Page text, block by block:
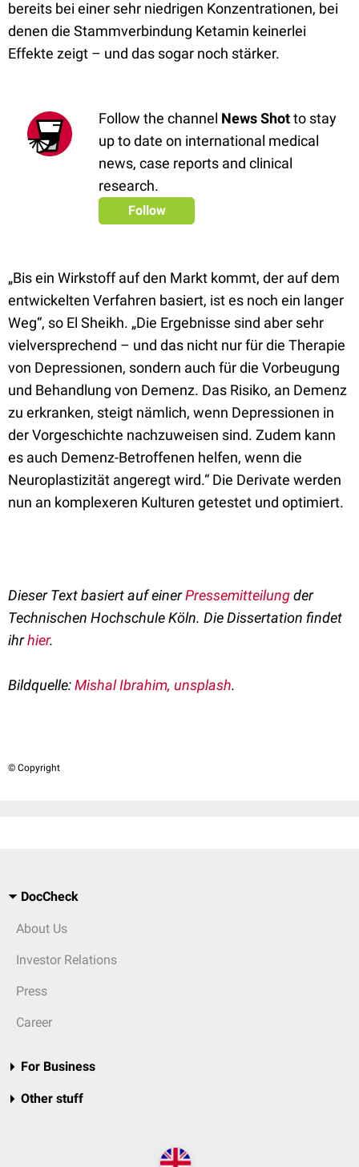
bereits bei einer sehr niedrigen Konzentrationen, bei
denen die Stammverbindung Ketamin keinerlei
Effekte zeigt – und das sogar noch stärker.
Follow the channel News Shotto stay
up to date on international medical
news, case reports and clinical
research.
Follow
„Bis ein Wirkstoff auf den Markt kommt, der auf dem
entwickelten Verfahren basiert, ist es noch ein langer
Weg“, so El Sheikh. „Die Ergebnisse sind aber sehr
vielversprechend – und das nicht nur für die Therapie
von Depressionen, sondern auch für die Vorbeugung
und Behandlung von Demenz. Das Risiko, an Demenz
zu erkranken, steigt nämlich, wenn Depressionen in
der Vorgeschichte nachzuweisen sind. Zudem kann
es auch Demenz-Betroffenen helfen, wenn die
Neuroplastizität angeregt wird.“ Die Derivate werden
nun an komplexeren Kulturen getestet und optimiert.
Dieser Text basiert auf einerPressemitteilungder
Technischen Hochschule Köln. Die Dissertation findet
ihrhier.
Bildquelle:Mishal Ibrahim, unsplash.
© Copyright
DocCheck
About Us
Investor Relations
Press
Career
For Business
Other stuff